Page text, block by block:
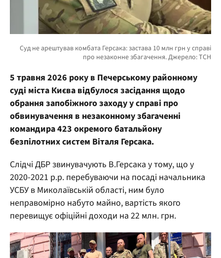
5 травня 2026 року в Печерському районному
суді міста Києва відбулося засідання щодо
обрання запобіжного заходу у справі про
обвинувачення в незаконному збагаченні
командира 423 окремого батальйону
безпілотних систем Віталя Герсака.
Слідчі ДБР звинувачують В.Герсака у тому, що у
2020-2021 р.р. перебуваючи на посаді начальника
УСБУ в Миколаївській області, ним було
неправомірно набуто майно, вартість якого
перевищує офіційні доходи на 22 млн. грн.